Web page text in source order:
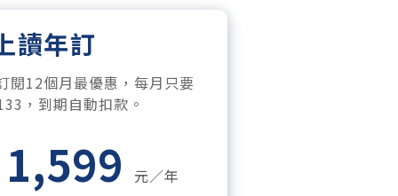
讀年訂
閱12個月最優惠，每月只要
，到期自動扣款。
1,599 元／年